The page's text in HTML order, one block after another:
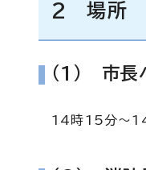
2 場所
（1） 市長
14時15分～